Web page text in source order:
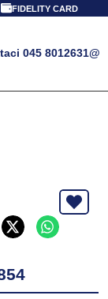
FIDELITY CARD
045 8012631@